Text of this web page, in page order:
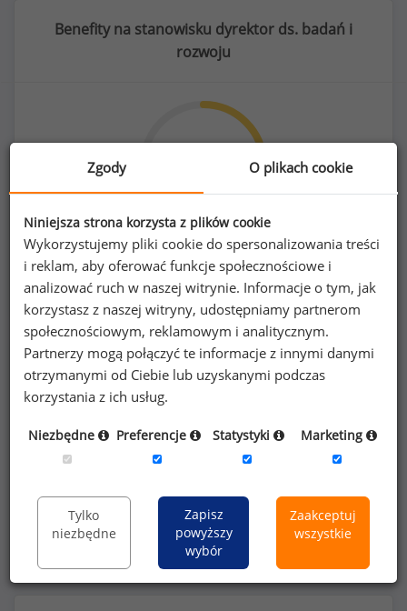
Benefity na stanowisku dyrektor ds. badań i
rozwoju
samochód osobowy do użytku prywatnego
Poszukujesz szczegółowych danych o
wynagrodzeniach
Wykorzystaj kod
Zgody O plikach cookie
Niniejsza strona korzysta z plików cookie
Wykorzystujemy pliki cookie do spersonalizowania treści
i reklam, aby oferować funkcje społecznościowe i
analizować ruch w naszej witrynie. Informacje o tym, jak
korzystasz z naszej witryny, udostępniamy partnerom
społecznościowym, reklamowym i analitycznym.
Partnerzy mogą połączyć te informacje z innymi danymi
otrzymanymi od Ciebie lub uzyskanymi podczas
korzystania z ich usług.
Niezbędne Preferencje Statystyki Marketing
Tylko
niezbędne
Zapisz
powyższy
wybór
Zaakceptuj
wszystkie